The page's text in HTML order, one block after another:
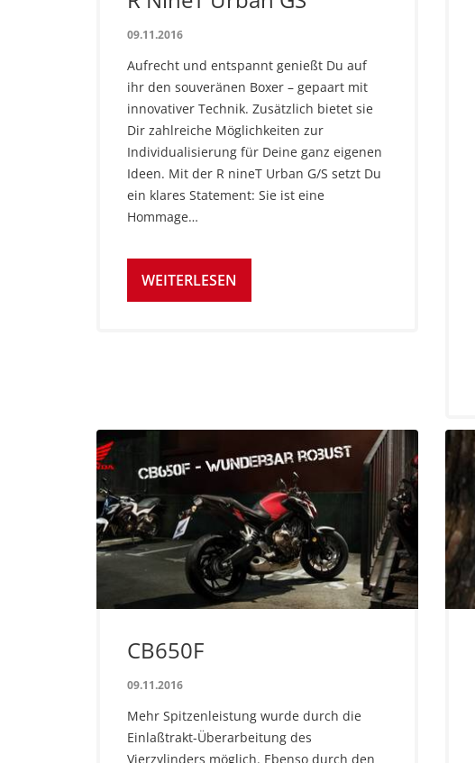
09.11.2016
Aufrecht und entspannt genießt Du auf
ihr den souveränen Boxer – gepaart mit
innovativer Technik. Zusätzlich bietet sie
Dir zahlreiche Möglichkeiten zur
Individualisierung für Deine ganz eigenen
Ideen. Mit der R nineT Urban G/S setzt Du
ein klares Statement: Sie ist eine
Hommage…
WEITERLESEN
CB650F
09.11.2016
Mehr Spitzenleistung wurde durch die
Einlaßtrakt-Überarbeitung des
Vierzylinders möglich. Ebenso durch den